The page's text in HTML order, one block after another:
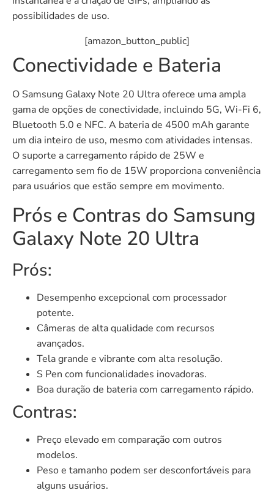
possibilidades de uso.
[amazon_button_public]
Conectividade e Bateria
O Samsung Galaxy Note 20 Ultra oferece uma ampla
gama de opções de conectividade, incluindo 5G, Wi-Fi 6,
Bluetooth 5.0 e NFC. A bateria de 4500 mAh garante
um dia inteiro de uso, mesmo com atividades intensas.
O suporte a carregamento rápido de 25W e
carregamento sem fio de 15W proporciona conveniência
para usuários que estão sempre em movimento.
Prós e Contras do Samsung
Galaxy Note 20 Ultra
Prós:
Desempenho excepcional com processador
potente.
Câmeras de alta qualidade com recursos
avançados.
Tela grande e vibrante com alta resolução.
S Pen com funcionalidades inovadoras.
Boa duração de bateria com carregamento rápido.
Contras:
Preço elevado em comparação com outros
modelos.
Peso e tamanho podem ser desconfortáveis para
alguns usuários.